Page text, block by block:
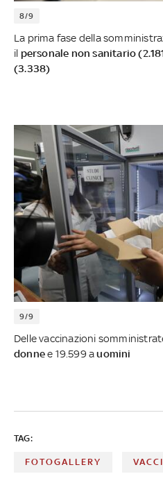
8/9
La prima fase della
il personale non sanitario
(3.338)
9/9
Delle vaccinazioni
donnee 19.599 auomini
TAG:
FOTOGALLERY